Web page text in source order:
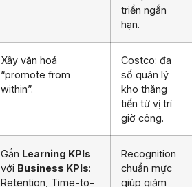
triển ngắn
hạn.
Xây văn hoá
“promote from
within”.
Costco: đa
số quản lý
kho thăng
tiến từ vị trí
giờ công.
Gắn Learning KPIs
với Business KPIs:
Retention, Time-to-
Recognition
chuẩn mực
giúp giảm